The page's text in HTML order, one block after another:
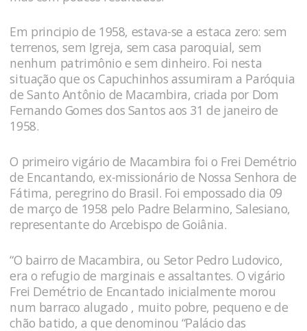
Em principio de 1958, estava-se a estaca zero: sem
terrenos, sem Igreja, sem casa paroquial, sem
nenhum patrimônio e sem dinheiro. Foi nesta
situação que os Capuchinhos assumiram a Paróquia
de Santo Antônio de Macambira, criada por Dom
Fernando Gomes dos Santos aos 31 de janeiro de
1958.
O primeiro vigário de Macambira foi o Frei Demétrio
de Encantando, ex-missionário de Nossa Senhora de
Fátima, peregrino do Brasil. Foi empossado dia 09
de março de 1958 pelo Padre Belarmino, Salesiano,
representante do Arcebispo de Goiânia.
“O bairro de Macambira, ou Setor Pedro Ludovico,
era o refugio de marginais e assaltantes. O vigário
Frei Demétrio de Encantado inicialmente morou
num barraco alugado , muito pobre, pequeno e de
chão batido, a que denominou “Palácio das